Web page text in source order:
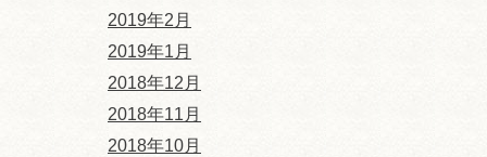
2019年2月
2019年1月
2018年12月
2018年11月
2018年10月